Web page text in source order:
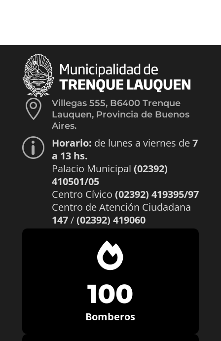

Villegas 555, B6400 Trenque
Lauquen, Provincia de Buenos
Aires.
p Horario: de lunes a viernes de7
a 13 hs.
Palacio Municipal (02392)
410501/05
Centro Cívico (02392) 419395/97
Centro de Atención Ciudadana
147/(02392) 419060

100
Bomberos